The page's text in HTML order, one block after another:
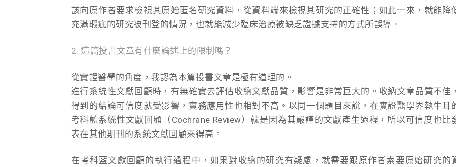
該向原作者要求檢視其原始匿名研究資料，從資料端來檢視其研究的正確性；如此一來，就能降
充滿瑕疵的研究被刊登的情況，也就能減少臨床治療被缺乏證據支持的方式所誤導。
2. 這篇投書文章有什麼論述上的限制嗎？
從實證醫學的角度，我認為本篇投書文章是極有道理的。
進行系統性文獻回顧時，有無確實去評估收納文獻品質，影響是非常巨大的。收納文章品質不佳，
得到的結論可信度就受影響，實務應用性也相對不高。以同一個題目來說，在實證醫學界執牛耳
考科藍系統性文獻回顧（Cochrane Review）就是因為其嚴謹的文獻產生過程，所以可信度也比
表在其他期刊的系統文獻回顧來得高。
在考科藍文獻回顧的執行過程中，如果對收納的研究有疑慮，就需要跟原作者索要原始研究的